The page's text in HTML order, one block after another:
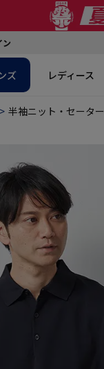
ン
ズ レディース
半袖ニット・セーター